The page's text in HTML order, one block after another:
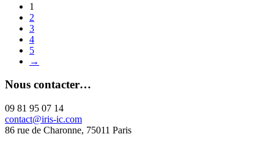
1
2
3
4
5
→
Nous contacter…
09 81 95 07 14
contact@iris-ic.com
86 rue de Charonne, 75011 Paris